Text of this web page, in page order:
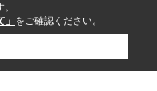
をご確認ください。